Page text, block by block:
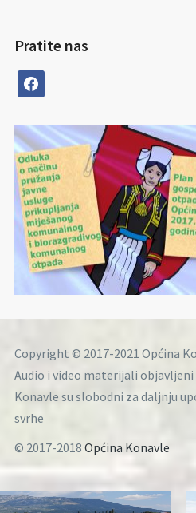
Pratite nas
facebook
Copyright © 2017-2021 Općina
Audio i video materijali
Konavle su slobodni za daljnju
svrhe
© 2017-2018 Općina Konavle